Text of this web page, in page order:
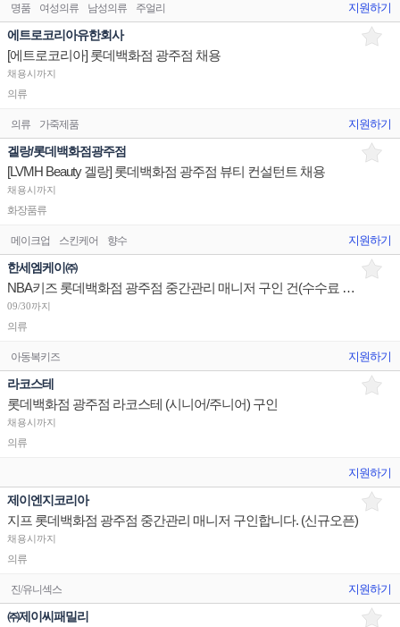
명품 여성의류 남성의류 주얼리 지원하기
에트로코리아유한회사
[에트로코리아] 롯데백화점 광주점 채용
채용시까지
의류
의류 가죽제품 지원하기
겔랑/롯데백화점광주점
[LVMH Beauty 겔랑] 롯데백화점 광주점 뷰티 컨설턴트 채용
채용시까지
화장품류
메이크업 스킨케어 향수 지원하기
한세엠케이㈜
NBA키즈 롯데백화점 광주점 중간관리 매니저 구인 건(수수료 조정 협의)
09/30까지
의류
아동복키즈 지원하기
라코스테
롯데백화점 광주점 라코스테 (시니어/주니어) 구인
채용시까지
의류
지원하기
제이엔지코리아
지프 롯데백화점 광주점 중간관리 매니저 구인합니다. (신규오픈)
채용시까지
의류
진/유니섹스 지원하기
㈜제이씨패밀리